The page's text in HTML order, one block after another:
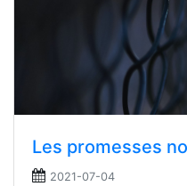
Les promesses
2021-07-04